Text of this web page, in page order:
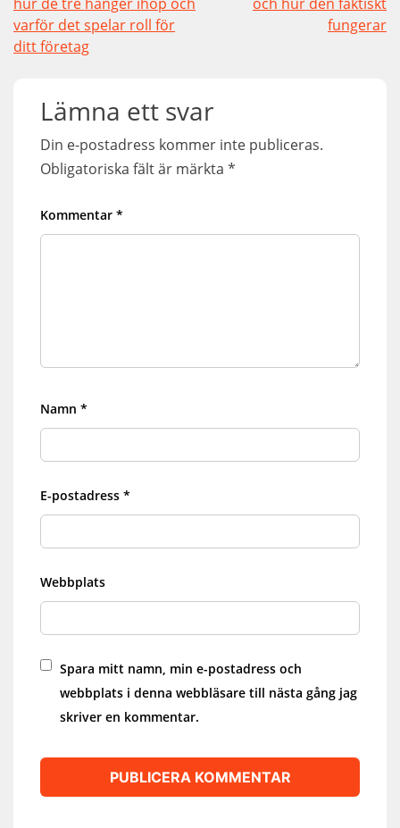
varför det spelar roll för
ditt företag
fungerar
Lämna ett svar
Din e-postadress kommer inte publiceras.
Obligatoriska fält är märkta *
Kommentar *
Namn *
E-postadress *
Webbplats
Spara mitt namn, min e-postadress och
webbplats i denna webbläsare till nästa gång jag
skriver en kommentar.